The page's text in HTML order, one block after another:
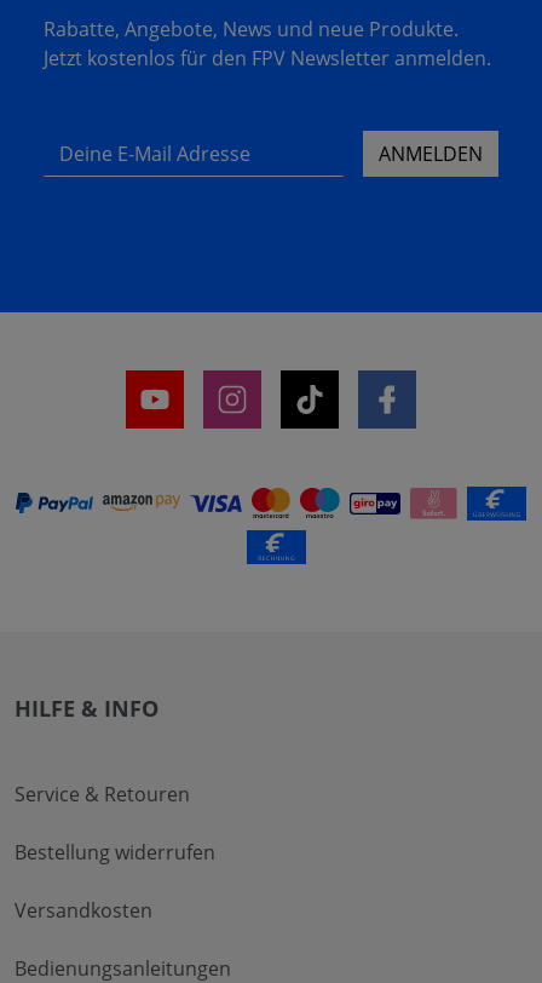
Rabatte, Angebote, News und neue Produkte.
Jetzt kostenlos für den FPV Newsletter anmelden.
Deine E-Mail Adresse ANMELDEN
HILFE & INFO
Service & Retouren
Bestellung widerrufen
Versandkosten
Bedienungsanleitungen